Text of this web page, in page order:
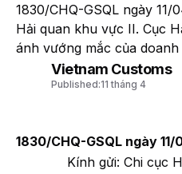
1830/CHQ-GSQL ngày
Hải quan khu vực II. Cục
ánh vướng mắc của
Vietnam Customs
Published:11 tháng 4
1830/CHQ-GSQL ngày
Kính gửi: Chi cục